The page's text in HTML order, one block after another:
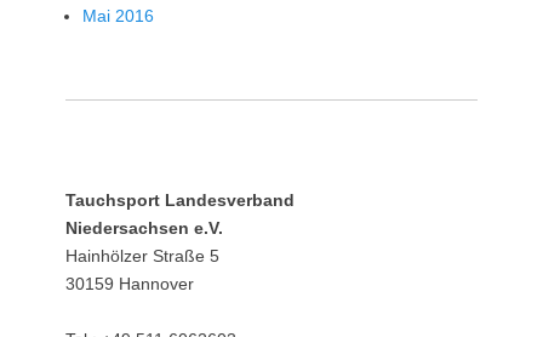
Mai 2016
Tauchsport Landesverband
Niedersachsen e.V.
Hainhölzer Straße 5
30159 Hannover